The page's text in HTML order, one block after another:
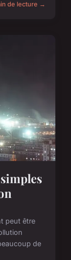
de lecture →
peut être
de